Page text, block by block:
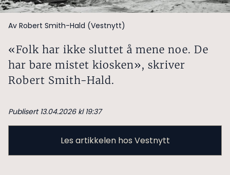
Av Robert Smith-Hald (Vestnytt)
«Folk har ikke sluttet å mene noe. De
har bare mistet kiosken», skriver
Robert Smith-Hald.
Publisert 13.04.2026 kl 19:37
Les artikkelen hos Vestnytt